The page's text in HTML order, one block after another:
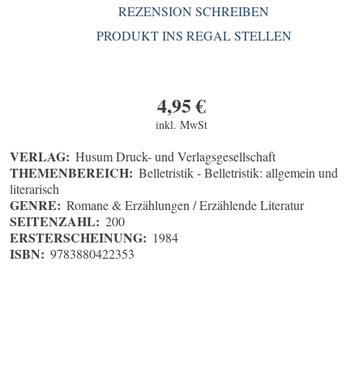
REZENSION SCHREIBEN
PRODUKT INS REGAL STELLEN
4,95 €
inkl. MwSt
VERLAG: Husum Druck- und Verlagsgesellschaft
THEMENBEREICH: Belletristik - Belletristik: allgemein und
literarisch
GENRE: Romane & Erzählungen / Erzählende Literatur
SEITENZAHL: 200
ERSTERSCHEINUNG: 1984
ISBN: 9783880422353